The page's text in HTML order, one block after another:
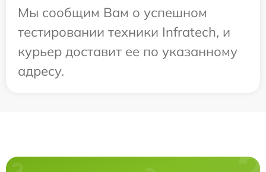
Мы сообщим Вам о успешном
тестировании техники Infratech, и
курьер доставит ее по указанному
адресу.